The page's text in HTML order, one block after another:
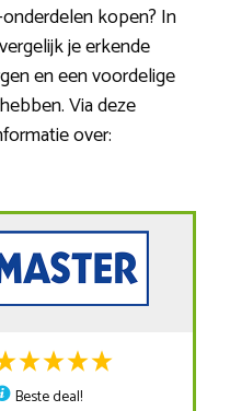
kopen? In
je erkende
en een voordelige
hebben. Via deze
over:
Beste deal!